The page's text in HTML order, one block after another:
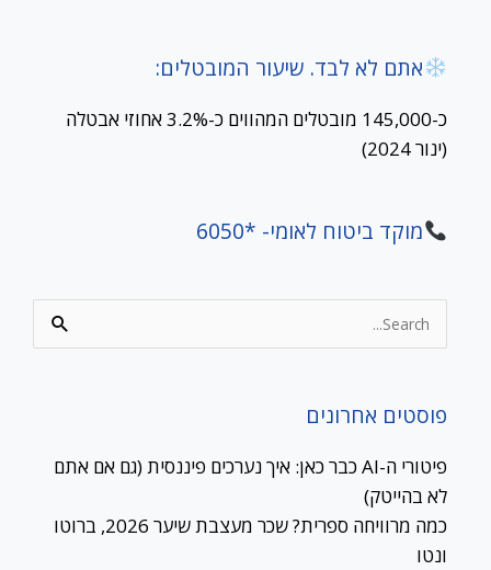
אתם לא לבד. שיעור המובטלים:
כ-145,000 מובטלים המהווים כ-3.2% אחוזי אבטלה
(ינור 2024)
מוקד ביטוח לאומי- *6050
Search
for:
פוסטים אחרונים
פיטורי ה-AI כבר כאן: איך נערכים פיננסית (גם אם אתם
לא בהייטק)
כמה מרוויחה ספרית? שכר מעצבת שיער 2026, ברוטו
ונטו